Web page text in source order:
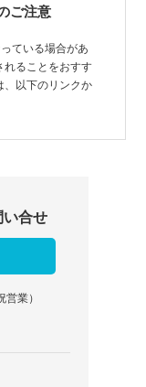
ご注意
ている場合があ
れることをおすす
、以下のリンクか
合せ
業）